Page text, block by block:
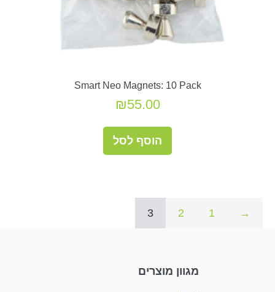
Smart Neo Magnets: 10 Pack
₪55.00
הוסף לסל
→
1
2
3
מגוון מוצרים